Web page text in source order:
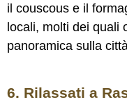
il couscous e il
locali, molti dei quali
panoramica sulla
6. Rilassati a